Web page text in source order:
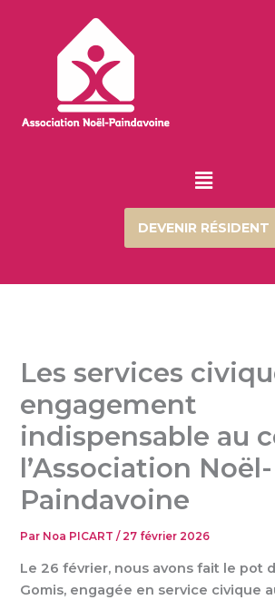
contenu
Menu
DEVENIR RÉSIDENT
Les services
engagement
indispensable au
l’Association Noël-
Paindavoine
Par Noa PICART/ 27 février 2026
Le 26 février, nous avons fait le pot
Gomis, engagée en service civique